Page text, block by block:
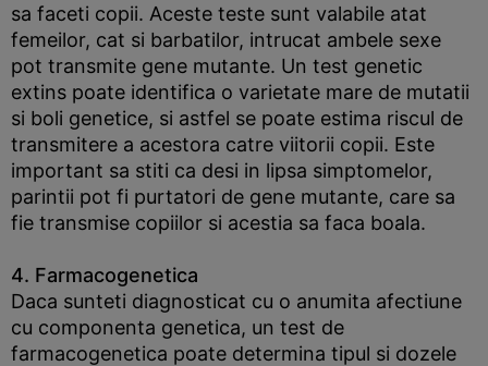
sa faceti copii. Aceste teste sunt valabile atat
femeilor, cat si barbatilor, intrucat ambele sexe
pot transmite gene mutante. Un test genetic
extins poate identifica o varietate mare de mutatii
si boli genetice, si astfel se poate estima riscul de
transmitere a acestora catre viitorii copii. Este
important sa stiti ca desi in lipsa simptomelor,
parintii pot fi purtatori de gene mutante, care sa
fie transmise copiilor si acestia sa faca boala.
4. Farmacogenetica
Daca sunteti diagnosticat cu o anumita afectiune
cu componenta genetica, un test de
farmacogenetica poate determina tipul si dozele